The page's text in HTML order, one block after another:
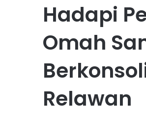
Hadapi
Omah
Relawan